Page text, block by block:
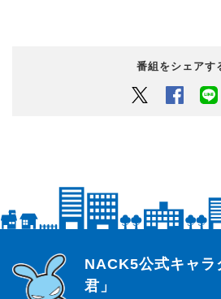
番組をシェアす
Twitter
らじっと君
NACK5公式キャラ
君」